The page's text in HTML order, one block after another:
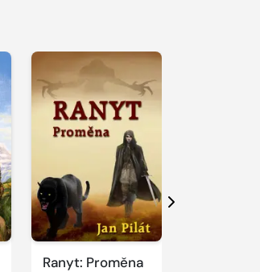
Ranyt: Proměna
Další